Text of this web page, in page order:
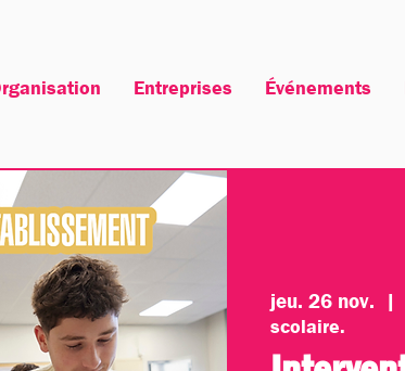
Entreprises Événements
jeu. 26 nov.
  |
scolaire.